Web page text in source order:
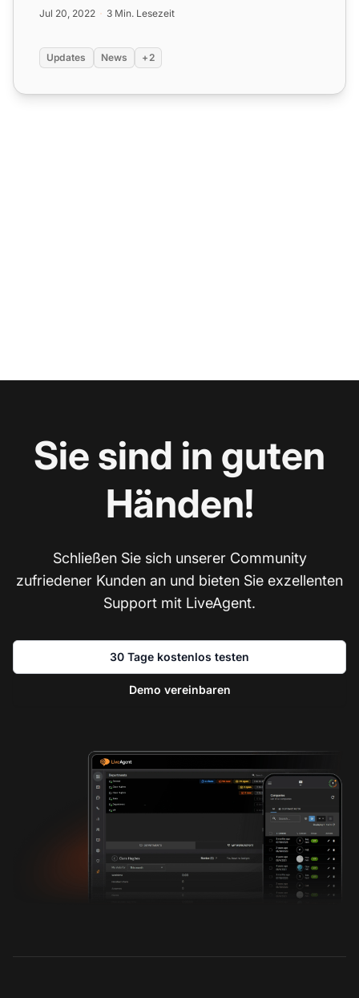
Jul 20, 2022 3 Min. Lesezeit
Updates News +2
Sie sind in guten
Händen!
Schließen Sie sich unserer Community
zufriedener Kunden an und bieten Sie exzellenten
Support mit LiveAgent.
30 Tage kostenlos testen
Demo vereinbaren